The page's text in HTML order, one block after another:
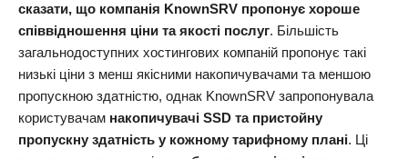
сказати, що компанія KnownSRV пропонує хороше
співвідношення ціни та якості послуг. Більшість
загальнодоступних хостингових компаній пропонує такі
низькі ціни з менш якісними накопичувачами та меншою
пропускною здатністю, однак KnownSRV запропонувала
користувачам накопичувачі SSD та пристойну
пропускну здатність у кожному тарифному плані. Ці